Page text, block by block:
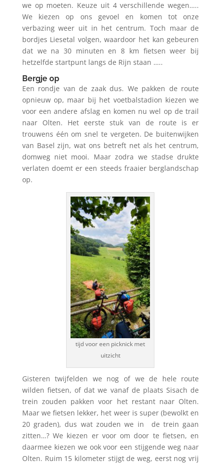
we op moeten. Keuze uit 4 verschillende wegen…..
We kiezen op ons gevoel en komen tot onze
verbazing weer uit in het centrum. Toch maar de
bordjes Liesetal volgen, waardoor het kan gebeuren
dat we na 30 minuten en 8 km fietsen weer bij
hetzelfde startpunt langs de Rijn staan …..
Bergje op
Een rondje van de zaak dus. We pakken de route
opnieuw op, maar bij het voetbalstadion kiezen we
voor een andere afslag en komen nu wel op de trail
naar Olten. Het eerste stuk van de route is er
trouwens één om snel te vergeten. De buitenwijken
van Basel zijn, wat ons betreft net als het centrum,
domweg niet mooi. Maar zodra we stadse drukte
verlaten doemt er een steeds fraaier berglandschap
op.
tijd voor een picknick met
uitzicht
Gisteren twijfelden we nog of we de hele route
wilden fietsen, of dat we vanaf de plaats Sisach de
trein zouden pakken voor het restant naar Olten.
Maar we fietsen lekker, het weer is super (bewolkt en
20 graden), dus wat zouden we in
de trein gaan
zitten…? We kiezen er voor om door te fietsen, en
daarmee kiezen we ook voor een stijgende weg naar
Olten. Ruim 15 kilometer stijgt de weg, eerst nog vrij